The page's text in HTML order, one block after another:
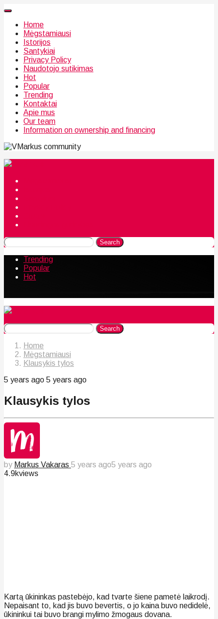
Home
Mėgstamiausi
Istorijos
Santykiai
Privacy Policy
Naudotojo sutikimas
Hot
Popular
Trending
Kontaktai
Apie mus
Our team
Information on ownership and financing
community
Search
Trending
Popular
Hot
Search
Home
Mėgstamiausi
Klausykis tylos
5 years ago 5 years ago
Klausykis tylos
by Markus Vakaras 5 years ago5 years ago
4.9kviews
Kartą ūkininkas pastebėjo, kad tvarte šiene pametė laikrodį.
Nepaisant to, kad jis buvo bevertis, o jo kaina buvo nedidelė,
ūkininkui tai buvo brangi mylimo žmogaus dovana.